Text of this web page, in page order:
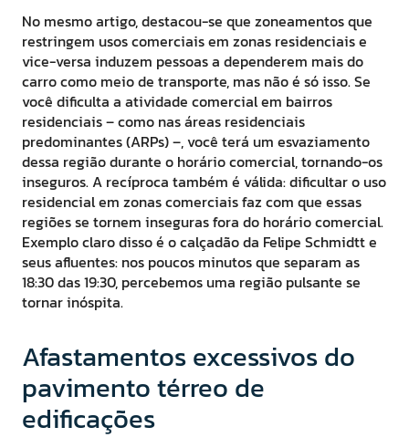
No mesmo artigo, destacou-se que zoneamentos que
restringem usos comerciais em zonas residenciais e
vice-versa induzem pessoas a dependerem mais do
carro como meio de transporte, mas não é só isso. Se
você dificulta a atividade comercial em bairros
residenciais – como nas áreas residenciais
predominantes (ARPs) –, você terá um esvaziamento
dessa região durante o horário comercial, tornando-os
inseguros. A recíproca também é válida: dificultar o uso
residencial em zonas comerciais faz com que essas
regiões se tornem inseguras fora do horário comercial.
Exemplo claro disso é o calçadão da Felipe Schmidtt e
seus afluentes: nos poucos minutos que separam as
18:30 das 19:30, percebemos uma região pulsante se
tornar inóspita.
Afastamentos excessivos do
pavimento térreo de
edificações